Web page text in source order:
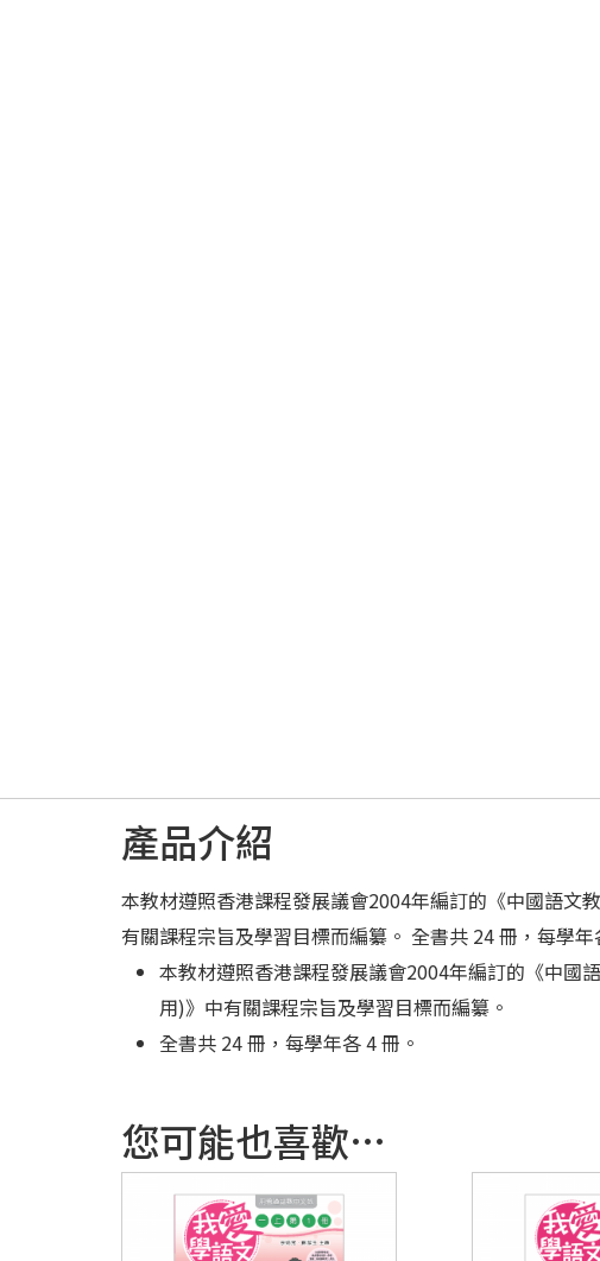
產品介紹
本教材遵照香港課程發展議會2004年編訂的《中國語
有關課程宗旨及學習目標而編纂。 全書共 24 冊，每學年
本教材遵照香港課程發展議會2004年編訂的《中
用)》中有關課程宗旨及學習目標而編纂。
全書共 24 冊，每學年各 4 冊。
您可能也喜歡…